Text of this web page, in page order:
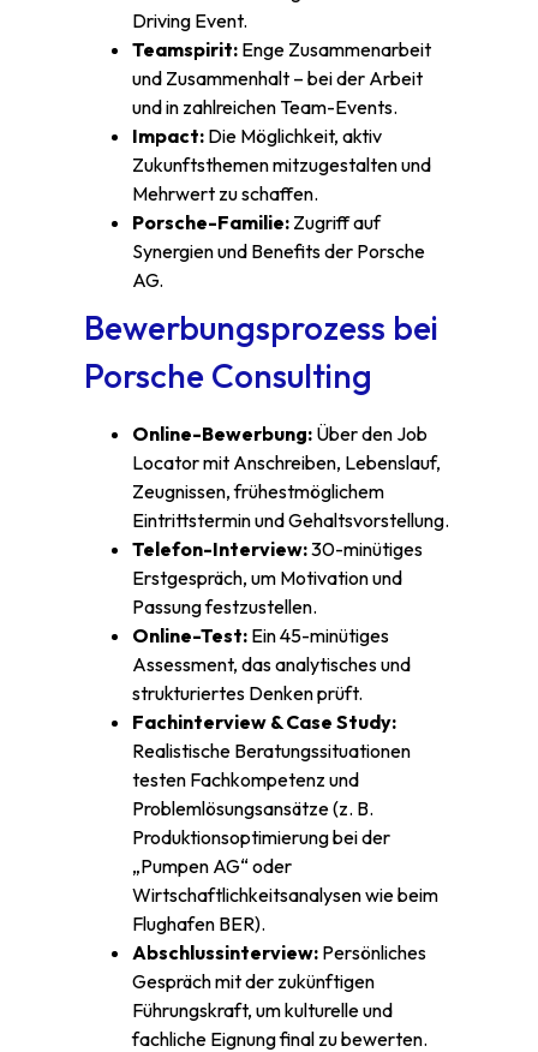
Driving Event.
Teamspirit: Enge Zusammenarbeit
und Zusammenhalt – bei der Arbeit
und in zahlreichen Team-Events.
Impact: Die Möglichkeit, aktiv
Zukunftsthemen mitzugestalten und
Mehrwert zu schaffen.
Porsche-Familie: Zugriff auf
Synergien und Benefits der Porsche
AG.
Bewerbungsprozess bei
Porsche Consulting
Online-Bewerbung: Über den Job
Locator mit Anschreiben, Lebenslauf,
Zeugnissen, frühestmöglichem
Eintrittstermin und Gehaltsvorstellung.
Telefon-Interview:30-minütiges
Erstgespräch, um Motivation und
Passung festzustellen.
Online-Test: Ein 45-minütiges
Assessment, das analytisches und
strukturiertes Denken prüft.
Fachinterview & Case Study:
Realistische Beratungssituationen
testen Fachkompetenz und
Problemlösungsansätze (z. B.
Produktionsoptimierung bei der
„Pumpen AG“ oder
Wirtschaftlichkeitsanalysen wie beim
Flughafen BER).
Abschlussinterview: Persönliches
Gespräch mit der zukünftigen
Führungskraft, um kulturelle und
fachliche Eignung final zu bewerten.